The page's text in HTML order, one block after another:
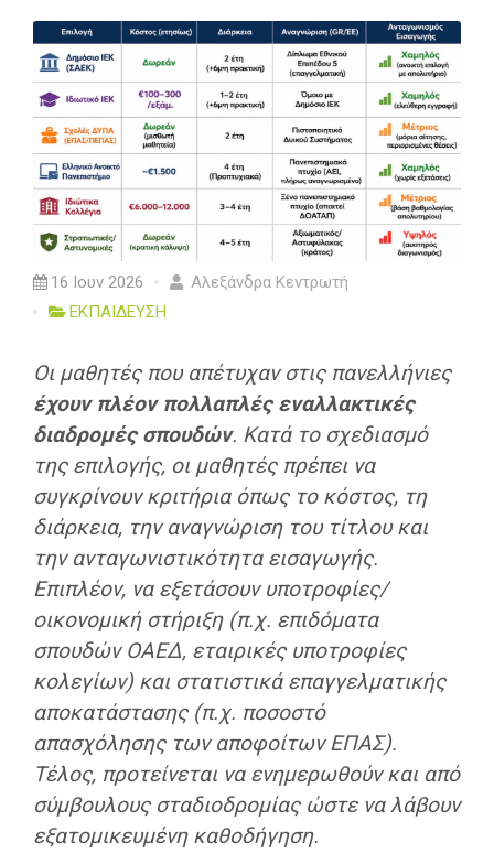
16 Ιουν 2026
Αλεξάνδρα Κεντρωτή
ΕΚΠΑΙΔΕΥΣΗ
Οι μαθητές που απέτυχαν στις πανελλήνιες
έχουν πλέον πολλαπλές εναλλακτικές
διαδρομές σπουδών. Κατά το σχεδιασμό
της επιλογής, οι μαθητές πρέπει να
συγκρίνουν κριτήρια όπως το κόστος, τη
διάρκεια, την αναγνώριση του τίτλου και
την ανταγωνιστικότητα εισαγωγής.
Επιπλέον, να εξετάσουν υποτροφίες/
οικονομική στήριξη (π.χ. επιδόματα
σπουδών ΟΑΕΔ, εταιρικές υποτροφίες
κολεγίων) και στατιστικά επαγγελματικής
αποκατάστασης (π.χ. ποσοστό
απασχόλησης των αποφοίτων ΕΠΑΣ).
Τέλος, προτείνεται να ενημερωθούν και από
σύμβουλους σταδιοδρομίας ώστε να λάβουν
εξατομικευμένη καθοδήγηση.